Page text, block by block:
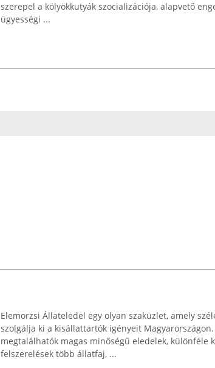
szerepel a kölyökkutyák szocializációja, alapvető
ügyességi ...
Elemorzsi Állateledel egy olyan szaküzlet, amely
szolgálja ki a kisállattartók igényeit
megtalálhatók magas minőségű eledelek, különféle
felszerelések több állatfaj, ...